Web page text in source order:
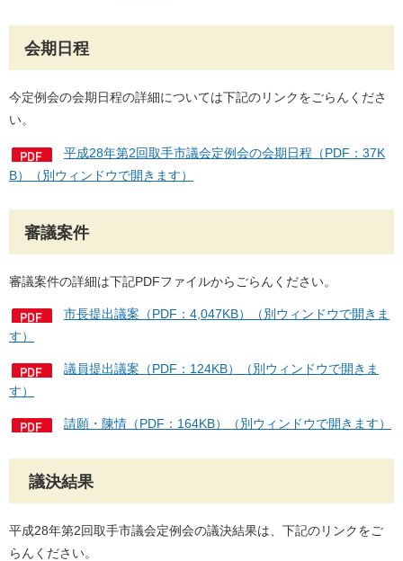
会期日程
今定例会の会期日程の詳細については下記のリンクをごらんくださ
い。
平成28年第2回取手市議会定例会の会期日程（PDF：37K
B）（別ウィンドウで開きます）
審議案件
審議案件の詳細は下記PDFファイルからごらんください。
市長提出議案（PDF：4,047KB）（別ウィンドウで開きま
す）
議員提出議案（PDF：124KB）（別ウィンドウで開きま
す）
請願・陳情（PDF：164KB）（別ウィンドウで開きます）
議決結果
平成28年第2回取手市議会定例会の議決結果は、下記のリンクをご
らんください。